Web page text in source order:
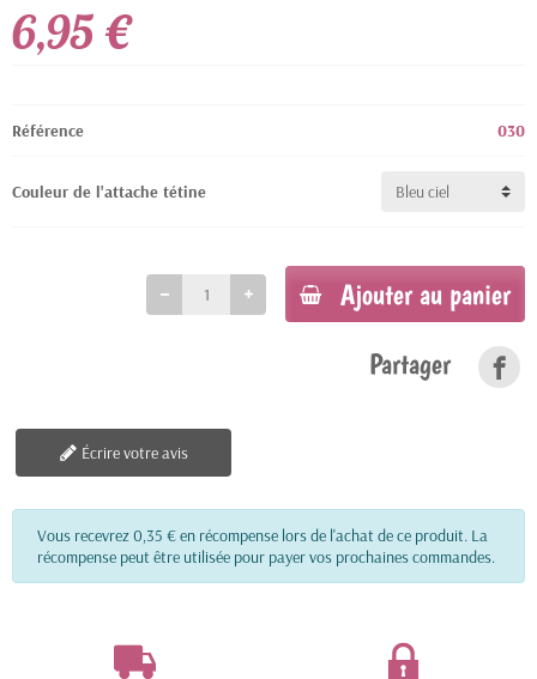
6,95 €
Référence 030
Couleur de l'attache tétine
Ajouter au panier
Partager
Écrire votre avis
Vous recevrez 0,35 € en récompense lors de l'achat de ce produit. La
récompense peut être utilisée pour payer vos prochaines commandes.